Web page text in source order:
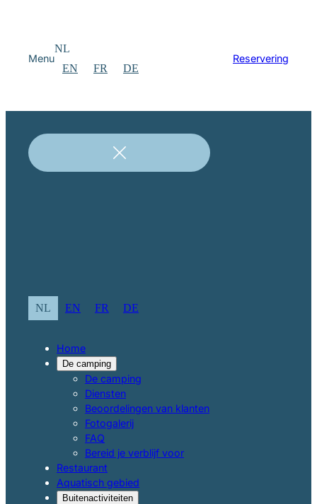
Menu
NL
EN
FR DE
Reservering
NL EN FR DE
Home
De camping
De camping
Diensten
Beoordelingen van klanten
Fotogalerij
FAQ
Bereid je verblijf voor
Restaurant
Aquatisch gebied
Buitenactiviteiten